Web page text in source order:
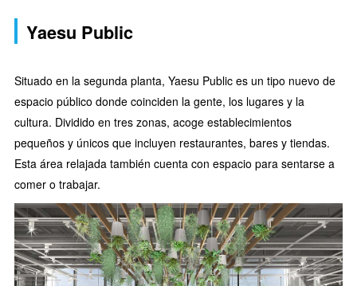
Yaesu Public
Situado en la segunda planta, Yaesu Public es un tipo nuevo de
espacio público donde coinciden la gente, los lugares y la
cultura. Dividido en tres zonas, acoge establecimientos
pequeños y únicos que incluyen restaurantes, bares y tiendas.
Esta área relajada también cuenta con espacio para sentarse a
comer o trabajar.